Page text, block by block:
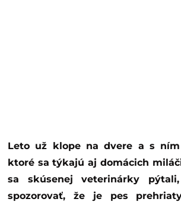
Leto už klope na dvere a s ním aj horúce dni,
ktoré sa týkajú aj domácich
sa skúsenej veterinárky
spozorovať, že je pes